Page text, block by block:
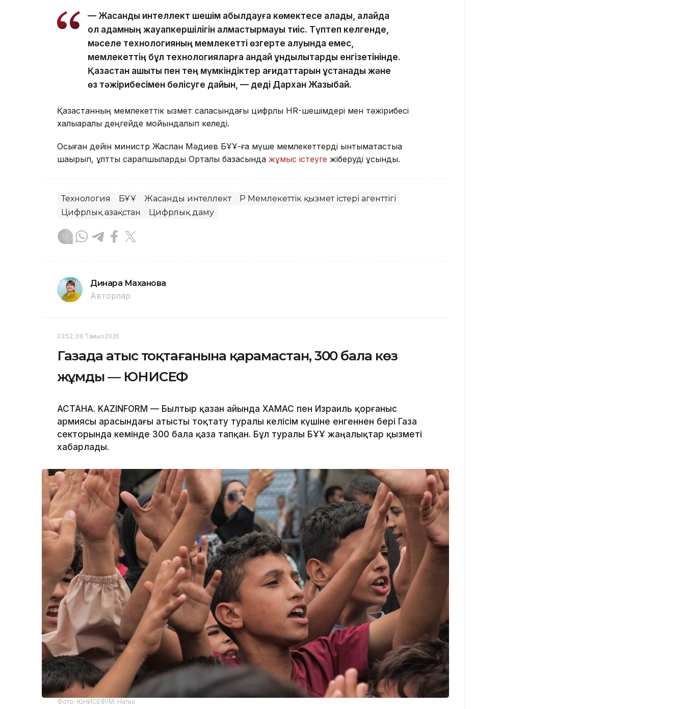
— Жасанды интеллект шешім қабылдауға көмектесе алады, алайда
ол адамның жауапкершілігін алмастырмауы тиіс. Түптеп келгенде,
мәселе технологияның мемлекетті өзгерте алуында емес,
мемлекеттің бұл технологияларға қандай құндылықтарды енгізетінінде.
Қазақстан ашықтық пен тең мүмкіндіктер қағидаттарын ұстанады және
өз тәжірибесімен бөлісуге дайын, — деді Дархан Жазықбай.
Қазақстанның мемлекеттік қызмет саласындағы цифрлық HR-шешімдері мен тәжірибесі
халықаралық деңгейде мойындалып келеді.
Осыған дейін министр Жаслан Мәдиев БҰҰ-ға мүше мемлекеттерді ынтымақтастыққа
шақырып, ұлттық сарапшыларды Орталық базасында жұмыс істеуге жіберуді ұсынды.
Технология БҰҰ Жасанды интеллект
ҚР Мемлекеттік қызмет істері агенттігі
Цифрлық Қазақстан
Цифрлық даму
Динара Маханова
Авторлар
23:52, 06 Тамыз 2026
Газада атыс тоқтағанына қарамастан, 300 бала көз
жұмды — ЮНИСЕФ
АСТАНА. KAZINFORM — Былтыр қазан айында ХАМАС пен Израиль қорғаныс
армиясы арасындағы атысты тоқтату туралы келісім күшіне енгеннен бері Газа
секторында кемінде 300 бала қаза тапқан. Бұл туралы БҰҰ жаңалықтар қызметі
хабарлады.
Фото: ЮНИСЕФ/М. Натил